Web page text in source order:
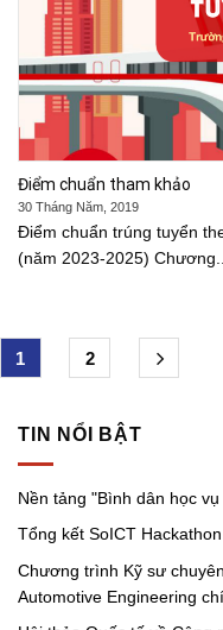
Điểm chuẩn tham khảo
30 Tháng Năm, 2019
Điểm chuẩn trúng tuyển
(năm 2023-2025)
1 2
TIN NỔI BẬT
Nền tảng "Bình dân học
Tổng kết SoICT
Chương trình Kỹ sư
Automotive Engineering